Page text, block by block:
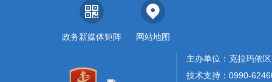
政务新媒体矩阵 网站地图
主办单位：克拉玛依
技术支持：0990-